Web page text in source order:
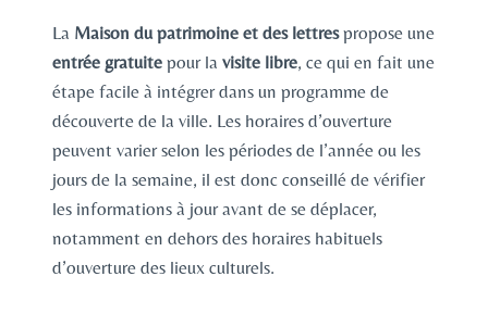
La Maison du patrimoine et des lettrespropose une
entrée gratuite pour la visite libre, ce qui en fait une
étape facile à intégrer dans un programme de
découverte de la ville. Les horaires d’ouverture
peuvent varier selon les périodes de l’année ou les
jours de la semaine, il est donc conseillé de vérifier
les informations à jour avant de se déplacer,
notamment en dehors des horaires habituels
d’ouverture des lieux culturels.